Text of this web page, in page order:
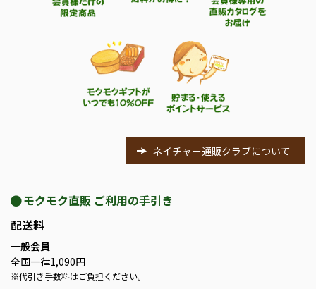
ネイチャー通販クラブについて
モクモク直販 ご利用の手引き
配送料
一般会員
全国一律1,090円
※代引き手数料はご負担ください。